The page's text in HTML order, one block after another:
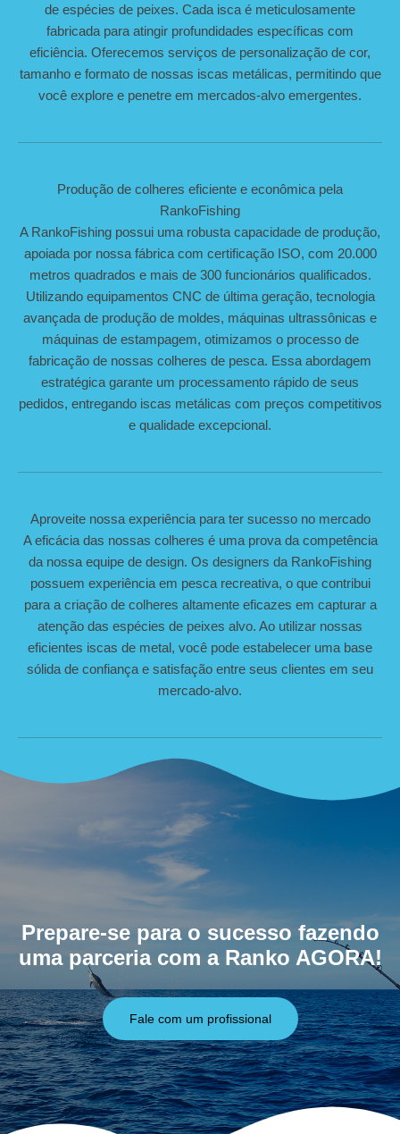
de espécies de peixes. Cada isca é meticulosamente
fabricada para atingir profundidades específicas com
eficiência. Oferecemos serviços de personalização de cor,
tamanho e formato de nossas iscas metálicas, permitindo que
você explore e penetre em mercados-alvo emergentes.
Produção de colheres eficiente e econômica pela
RankoFishing
A RankoFishing possui uma robusta capacidade de produção,
apoiada por nossa fábrica com certificação ISO, com 20.000
metros quadrados e mais de 300 funcionários qualificados.
Utilizando equipamentos CNC de última geração, tecnologia
avançada de produção de moldes, máquinas ultrassônicas e
máquinas de estampagem, otimizamos o processo de
fabricação de nossas colheres de pesca. Essa abordagem
estratégica garante um processamento rápido de seus
pedidos, entregando iscas metálicas com preços competitivos
e qualidade excepcional.
Aproveite nossa experiência para ter sucesso no mercado
A eficácia das nossas colheres é uma prova da competência
da nossa equipe de design. Os designers da RankoFishing
possuem experiência em pesca recreativa, o que contribui
para a criação de colheres altamente eficazes em capturar a
atenção das espécies de peixes alvo. Ao utilizar nossas
eficientes iscas de metal, você pode estabelecer uma base
sólida de confiança e satisfação entre seus clientes em seu
mercado-alvo.
Prepare-se para o sucesso fazendo
uma parceria com a Ranko AGORA!
Fale com um profissional